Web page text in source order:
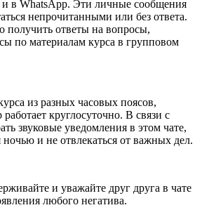
и в WhatsApp. Эти личные сообщения
непрочитанными или без ответа.
получить ответы на вопросы,
по материалам курса в групповом
из разных часовых поясов,
круглосуточно. В связи с
звуковые уведомления в этом чате,
и не отвлекаться от важных дел.
и уважайте друг друга в чате
любого негатива.